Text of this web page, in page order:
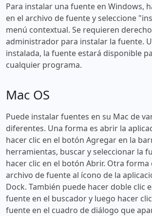
Para instalar una fuente en Windows,
en el archivo de fuente y seleccione
menú contextual. Se requieren
administrador para instalar la fuente.
instalada, la fuente estará disponible
cualquier programa.
Mac OS
Puede instalar fuentes en su Mac de
diferentes. Una forma es abrir la
hacer clic en el botón Agregar en la
herramientas, buscar y seleccionar la
hacer clic en el botón Abrir. Otra
archivo de fuente al ícono de la
Dock. También puede hacer doble clic
fuente en el buscador y luego hacer
fuente en el cuadro de diálogo que